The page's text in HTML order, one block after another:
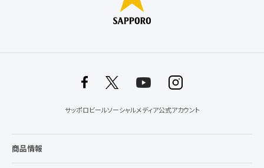
サッポロビールソーシャルメディア公式アカウント
商品情報